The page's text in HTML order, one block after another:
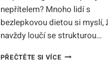
nepřítelem? Mnoho lidí s
bezlepkovou dietou si myslí,
navždy loučí se strukturou…
PŘEČTĚTE SI VÍCEPŠENIČNÁ